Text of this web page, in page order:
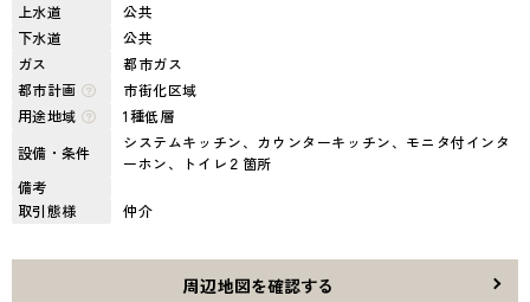
上水道
公共
下水道
公共
ガス
都市ガス
都市計画
市街化区域
用途地域
1種低層
設備・条件
システムキッチン、カウンターキッチン、モニタ付インタ
ーホン、トイレ２箇所
備考
取引態様
仲介
周辺地図を確認する